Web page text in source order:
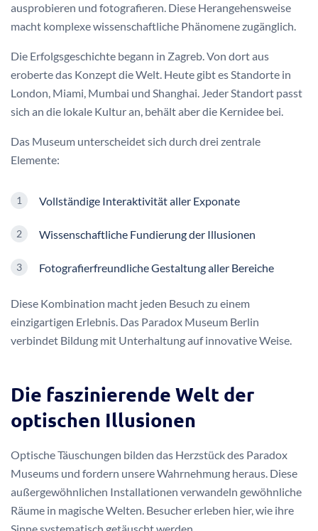
ausprobieren und fotografieren. Diese Herangehensweise
macht komplexe wissenschaftliche Phänomene zugänglich.
Die Erfolgsgeschichte begann in Zagreb. Von dort aus
eroberte das Konzept die Welt. Heute gibt es Standorte in
London, Miami, Mumbai und Shanghai. Jeder Standort passt
sich an die lokale Kultur an, behält aber die Kernidee bei.
Das Museum unterscheidet sich durch drei zentrale
Elemente:
Vollständige Interaktivität aller Exponate
Wissenschaftliche Fundierung der Illusionen
Fotografierfreundliche Gestaltung aller Bereiche
Diese Kombination macht jeden Besuch zu einem
einzigartigen Erlebnis. Das Paradox Museum Berlin
verbindet Bildung mit Unterhaltung auf innovative Weise.
Die faszinierende Welt der
optischen Illusionen
Optische Täuschungen bilden das Herzstück des Paradox
Museums und fordern unsere Wahrnehmung heraus. Diese
außergewöhnlichen Installationen verwandeln gewöhnliche
Räume in magische Welten. Besucher erleben hier, wie ihre
Sinne systematisch getäuscht werden.